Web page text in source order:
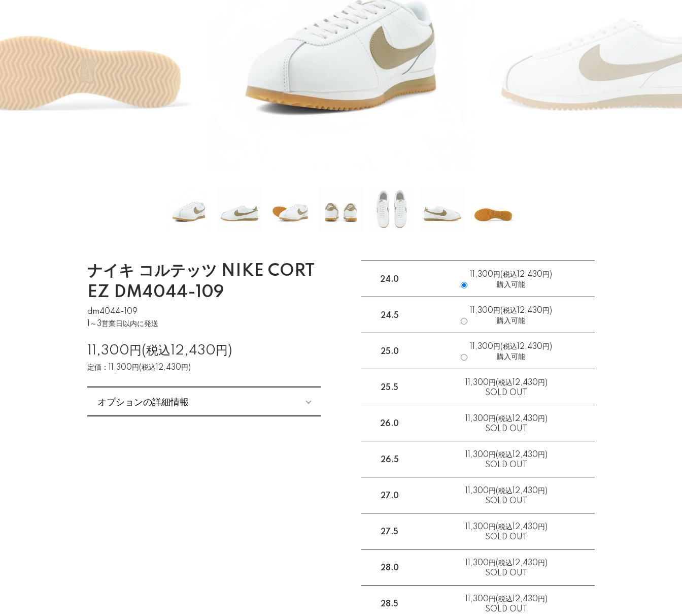
ナイキ コルテッツ NIKE CORT
EZ DM4044-109
dm4044-109
1～3営業日以内に発送
11,300円(税込12,430円)
定価：11,300円(税込12,430円)
オプションの詳細情報
24.0
11,300円(税込12,430円)
購入可能
24.5
11,300円(税込12,430円)
購入可能
25.0
11,300円(税込12,430円)
購入可能
25.5
11,300円(税込12,430円)
SOLD OUT
26.0
11,300円(税込12,430円)
SOLD OUT
26.5
11,300円(税込12,430円)
SOLD OUT
27.0
11,300円(税込12,430円)
SOLD OUT
27.5
11,300円(税込12,430円)
SOLD OUT
28.0
11,300円(税込12,430円)
SOLD OUT
28.5
11,300円(税込12,430円)
SOLD OUT